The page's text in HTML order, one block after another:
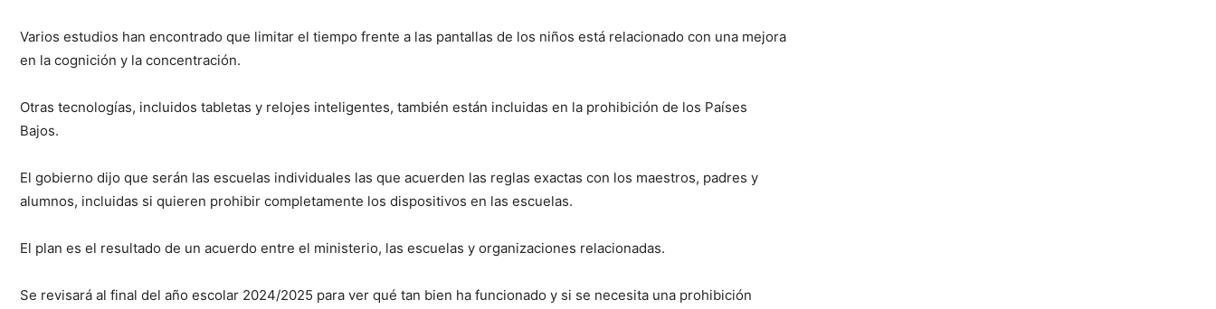
Varios estudios han encontrado que limitar el tiempo frente a las pantallas de los niños está relacionado con una mejora
en la cognición y la concentración.
Otras tecnologías, incluidos tabletas y relojes inteligentes, también están incluidas en la prohibición de los Países
Bajos.
El gobierno dijo que serán las escuelas individuales las que acuerden las reglas exactas con los maestros, padres y
alumnos, incluidas si quieren prohibir completamente los dispositivos en las escuelas.
El plan es el resultado de un acuerdo entre el ministerio, las escuelas y organizaciones relacionadas.
Se revisará al final del año escolar 2024/2025 para ver qué tan bien ha funcionado y si se necesita una prohibición